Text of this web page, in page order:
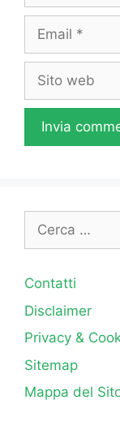
Email
Sito
web
Ricerca
Contatti
Disclaimer
Privacy &
Sitemap
Mappa del